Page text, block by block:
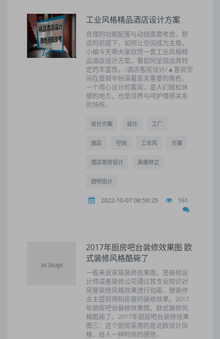
工业风格精品酒店设计方案
合理的功能配置与动线需要考虑，舒
适的前提下，如何让空间成为主角，
小编今天带大家欣赏一套工业风格精
品酒店设计方案，看如何呈现出其特
定的丰富性。/酒店客房设计/▲客房空
间在度假中扮演着至关重要的角色，
一个用心设计的客房，是人们放松休
憩的地方，也是培养与呵护情感关系
的场所。
设计方案 设计 工厂
酒店 空间 工业风 方案
酒店客房设计 高楼林立
酒吧设计
2022-10-07 08:59:25 161
2017年厨房吧台装修效果图 欧
式装修风格酷毙了
一般来说家居装修效果图，是装修设
计师或者装修公司通过其专业知识对
房屋装修风格效果进行勾画，使装修
业主提前得知房屋的装修效果。2017
年厨房吧台装修效果图，欧式装修风
格酷毙了。2017年厨房吧台装修效果
图三：这个厨房采用的是北欧设计风
格，给人一种时尚的感觉。